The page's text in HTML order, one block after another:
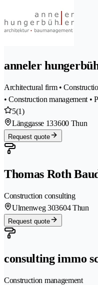
anneler
Architectural firm •
• Construction management •
5(1)
Länggasse 133600 Thun
Request quote
Thomas Roth
Construction consulting
Ulmenweg 303604 Thun
Request quote
consulting immo
Construction management